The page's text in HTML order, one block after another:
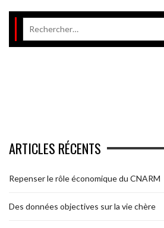
ARTICLES RÉCENTS
Repenser le rôle économique du CNARM
Des données objectives sur la vie chère